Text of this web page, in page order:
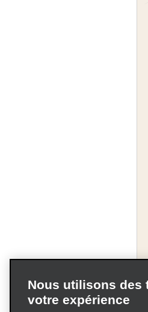
Nous utilisons des
votre expérience